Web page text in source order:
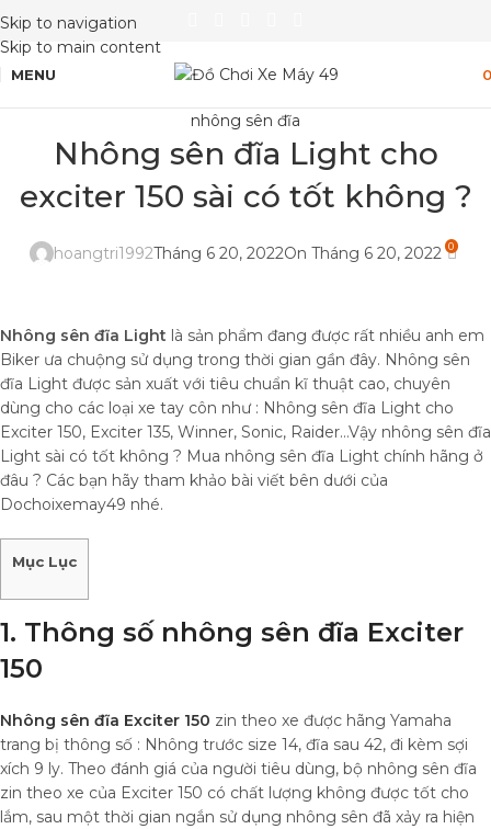
Skip to navigation
Skip to main content
MENU 0
nhông sên đĩa
Nhông sên đĩa Light cho
exciter 150 sài có tốt không ?
hoangtri1992Tháng 6 20, 2022On Tháng 6 20, 2022 0
Nhông sên đĩa Light là sản phẩm đang được rất nhiều anh em
Biker ưa chuộng sử dụng trong thời gian gần đây. Nhông sên
đĩa Light được sản xuất với tiêu chuẩn kĩ thuật cao, chuyên
dùng cho các loại xe tay côn như : Nhông sên đĩa Light cho
Exciter 150, Exciter 135, Winner, Sonic, Raider…Vậy nhông sên đĩa
Light sài có tốt không ? Mua nhông sên đĩa Light chính hãng ở
đâu ? Các bạn hãy tham khảo bài viết bên dưới của
Dochoixemay49 nhé.
Mục Lục
1. Thông số nhông sên đĩa Exciter
150
Nhông sên đĩa Exciter 150 zin theo xe được hãng Yamaha
trang bị thông số : Nhông trước size 14, đĩa sau 42, đi kèm sợi
xích 9 ly. Theo đánh giá của người tiêu dùng, bộ nhông sên đĩa
zin theo xe của Exciter 150 có chất lượng không được tốt cho
lắm, sau một thời gian ngắn sử dụng nhông sên đã xảy ra hiện